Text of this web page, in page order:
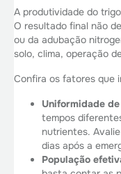
A produtividade do
O resultado final não
ou da adubação
solo, clima, operação
Confira os fatores que
Uniformidade
tempos
nutrientes.
dias após a
População